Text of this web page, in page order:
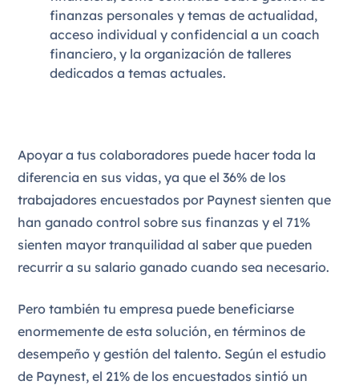
finanzas personales y temas de actualidad,
acceso individual y confidencial a un coach
financiero, y la organización de talleres
dedicados a temas actuales.
Apoyar a tus colaboradores puede hacer toda la
diferencia en sus vidas, ya que el 36% de los
trabajadores encuestados por Paynest sienten que
han ganado control sobre sus finanzas y el 71%
sienten mayor tranquilidad al saber que pueden
recurrir a su salario ganado cuando sea necesario.
Pero también tu empresa puede beneficiarse
enormemente de esta solución, en términos de
desempeño y gestión del talento. Según el estudio
de Paynest, el 21% de los encuestados sintió un